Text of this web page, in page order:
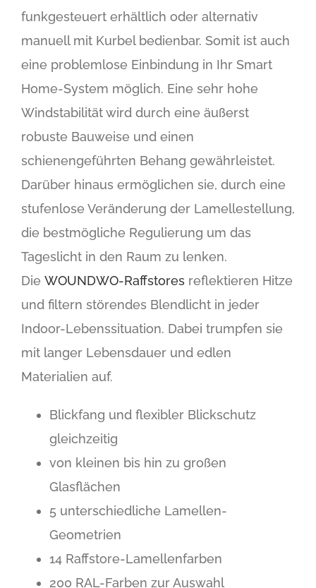
funkgesteuert erhältlich oder alternativ
manuell mit Kurbel bedienbar. Somit ist auch
eine problemlose Einbindung in Ihr Smart
Home-System möglich. Eine sehr hohe
Windstabilität wird durch eine äußerst
robuste Bauweise und einen
schienengeführten Behang gewährleistet.
Darüber hinaus ermöglichen sie, durch eine
stufenlose Veränderung der Lamellestellung,
die bestmögliche Regulierung um das
Tageslicht in den Raum zu lenken.
Die WOUNDWO-Raffstores reflektieren Hitze
und filtern störendes Blendlicht in jeder
Indoor-Lebenssituation. Dabei trumpfen sie
mit langer Lebensdauer und edlen
Materialien auf.
Blickfang und flexibler Blickschutz
gleichzeitig
von kleinen bis hin zu großen
Glasflächen
5 unterschiedliche Lamellen-
Geometrien
14 Raffstore-Lamellenfarben
200 RAL-Farben zur Auswahl